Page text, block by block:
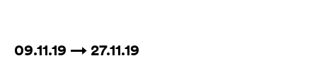
09.11.19 → 27.11.19